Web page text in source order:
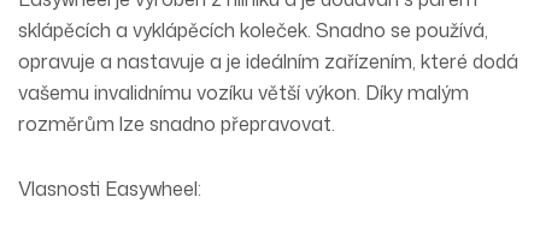
sklápěcích a vyklápěcích koleček. Snadno se používá,
opravuje a nastavuje a je ideálním zařízením, které dodá
vašemu invalidnímu vozíku větší výkon. Díky malým
rozměrům lze snadno přepravovat.
Vlasnosti Easywheel: